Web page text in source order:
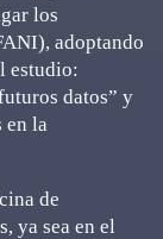
los
adoptando
estudio:
datos” y
en la
de
ya sea en el